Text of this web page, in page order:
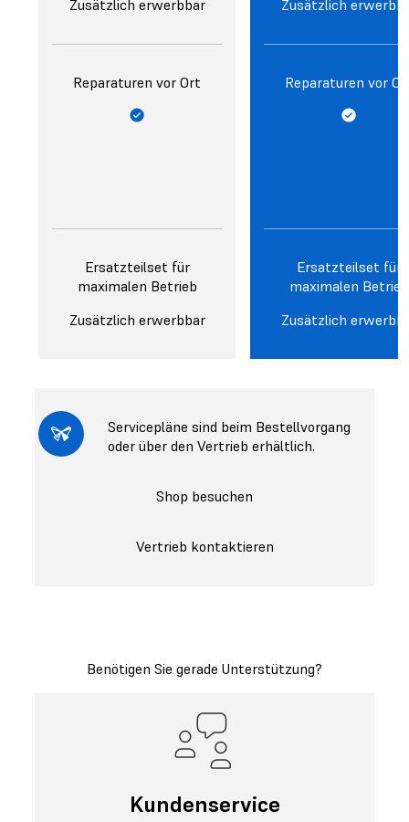
Zusätzlich erwerbbar
Reparaturen vor Ort
Ersatzteilset für
maximalen Betrieb
Zusätzlich erwerbbar
Zusätzlich
Reparaturen vor
Ersatzteilset für
maximalen Betrieb
Zusätzlich
Servicepläne sind beim Bestellvorgang
oder über den Vertrieb erhältlich.
Shop besuchen
Vertrieb kontaktieren
Benötigen Sie gerade Unterstützung?
Kundenservice